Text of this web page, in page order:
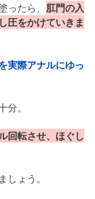
たら、 肛門の入
圧をかけていきま
実際アナルにゆっ
分。
回転させ、ほぐし
ょう。